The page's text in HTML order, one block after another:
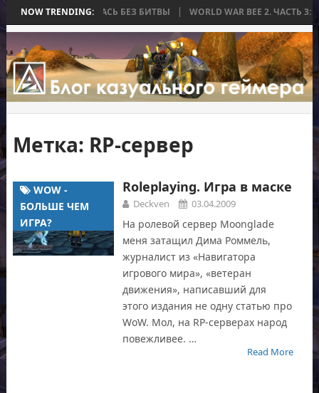
NOW TRENDING:
КОТОРАЯ ЗАКОНЧИЛАСЬ БЕЗ БИТВЫ WORLD WAR BEE 2. ЧАСТЬ
Метка: RP-сервер
WOW -
БОЛЬШЕ ЧЕМ
ИГРА?
Roleplaying. Игра в маске
Deckven 03.04.2009
На ролевой сервер Moonglade
меня затащил Дима Роммель,
журналист из «Навигатора
игрового мира», «ветеран
движения», написавший для
этого издания не одну статью про
WoW. Мол, на RP-серверах народ
повежливее. …
Read More